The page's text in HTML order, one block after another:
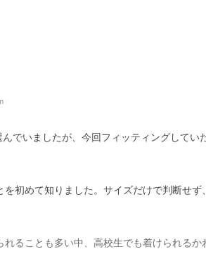
でいましたが、今回フィッティングして
初めて知りました。サイズだけで判断せ
ることも多い中、高校生でも着けられる